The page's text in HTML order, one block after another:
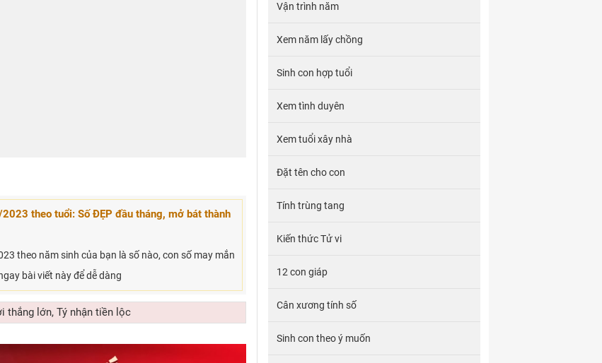
theo tuổi: Số ĐẸP đầu tháng, mở bát thành
theo năm sinh của bạn là số nào, con số may mắn
bài viết này để dễ dàng
thắng lớn, Tý nhận tiền lộc
Vận trình năm
Xem năm lấy chồng
Sinh con hợp tuổi
Xem tình duyên
Xem tuổi xây nhà
Đặt tên cho con
Tính trùng tang
Kiến thức Tử vi
12 con giáp
Cân xương tính số
Sinh con theo ý muốn